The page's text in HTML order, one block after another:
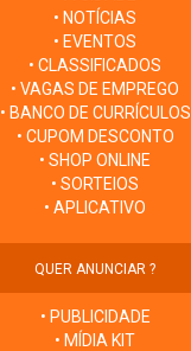
• NOTÍCIAS
• EVENTOS
• CLASSIFICADOS
• VAGAS DE EMPREGO
• BANCO DE CURRÍCULOS
• CUPOM DESCONTO
• SHOP ONLINE
• SORTEIOS
• APLICATIVO
QUER ANUNCIAR ?
• PUBLICIDADE
• MÍDIA KIT